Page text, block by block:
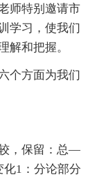
师特别邀请市
学习，使我们
解和把握。
个方面为我们
，保留：总—
1：分论部分